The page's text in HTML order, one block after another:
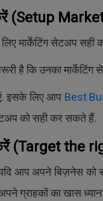
(Setup
मार्केटिंग सेटअप सही
है कि उनका मार्केटिंग
इसके लिए आप Best
को सही कर सकते हैं.
(Target the
आप अपने बिज़नेस को
ग्राहकों का खास ध्यान